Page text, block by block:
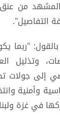
من
التفاصيل".
"ربما
وتذليل
إلى جولات
وأمنية
في غزة